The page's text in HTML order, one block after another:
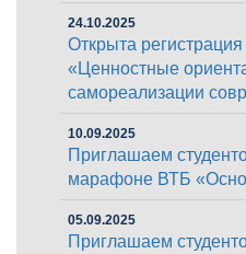
24.10.2025
Открыта
«Ценностные
самореализации
10.09.2025
Приглашаем
марафоне ВТБ
05.09.2025
Приглашаем